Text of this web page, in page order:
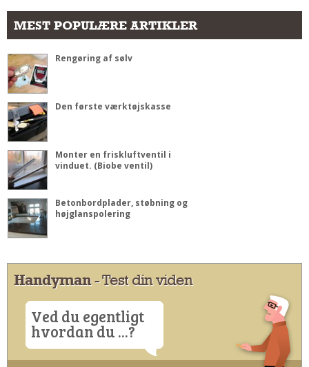
MEST POPULÆRE ARTIKLER
Rengøring af sølv
Den første værktøjskasse
Monter en friskluftventil i
vinduet. (Biobe ventil)
Betonbordplader, støbning og
højglanspolering
Handyman- Test din viden
Ved du egentligt
hvordan du ...?